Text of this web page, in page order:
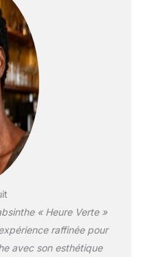
fontaine Absinthe vous
pouvez réaliser une des
meilleur Louche
possible. Le Louche a
une givrure blanche qui
se montre lors du
mélange avec l’absinthe
et l´eau.
« Heure Verte »
raffinée pour
avec son esthétique